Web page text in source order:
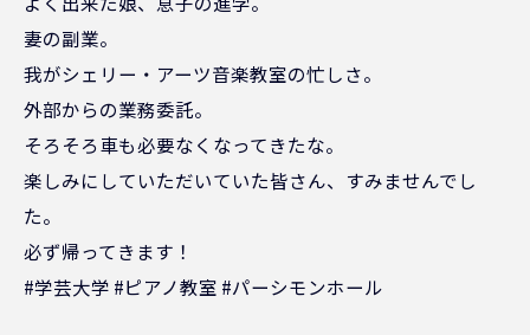
妻の副業。
我がシェリー・アーツ音楽教室の忙しさ。
外部からの業務委託。
そろそろ車も必要なくなってきたな。
楽しみにしていただいていた皆さん、すみませんでし
た。
必ず帰ってきます！
#学芸大学 #ピアノ教室 #パーシモンホール